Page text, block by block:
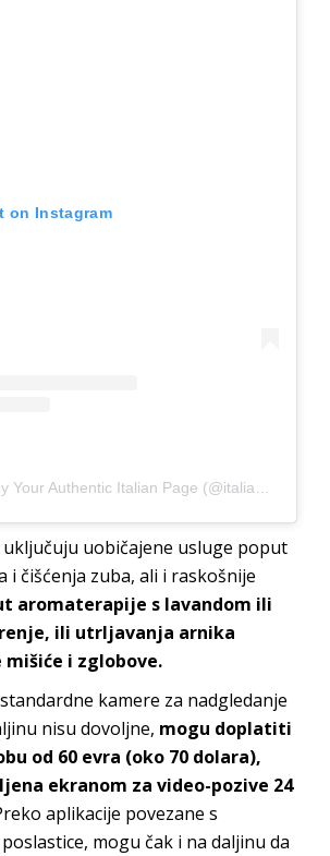
on Instagram
uobičajene usluge poput
i čišćenja zuba, ali i raskošnije
aromaterapije s lavandom ili
ili utrljavanja arnika
mišiće i zglobove.
kamere za nadgledanje
nisu dovoljne, mogu doplatiti
od 60 evra (oko 70 dolara),
ekranom za video-pozive 24
aplikacije povezane s
mogu čak i na daljinu da